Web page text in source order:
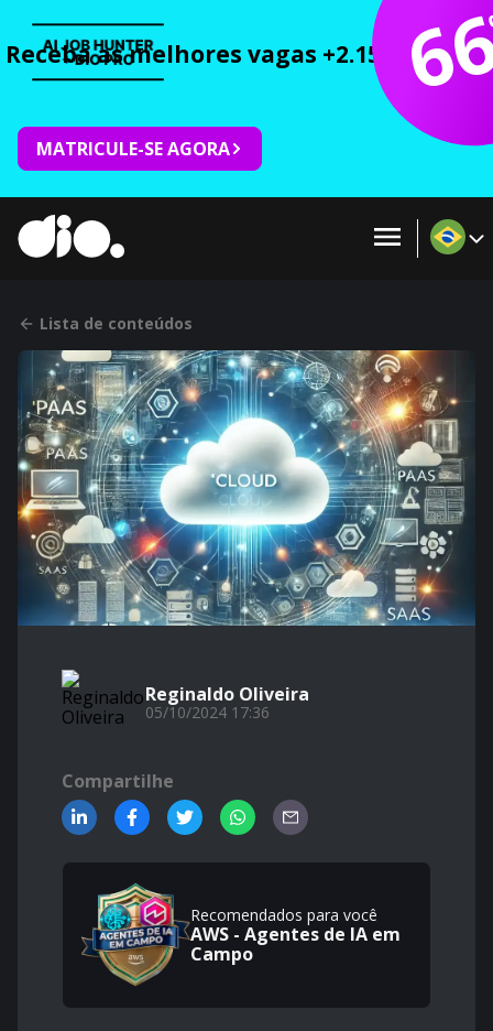
Receba as melhores vagas +2.150 cursos
MATRICULE-SE AGORA
Lista de conteúdos
Reginaldo Oliveira
05/10/2024 17:36
Compartilhe
Recomendados para você
AWS - Agentes de IA em
Campo